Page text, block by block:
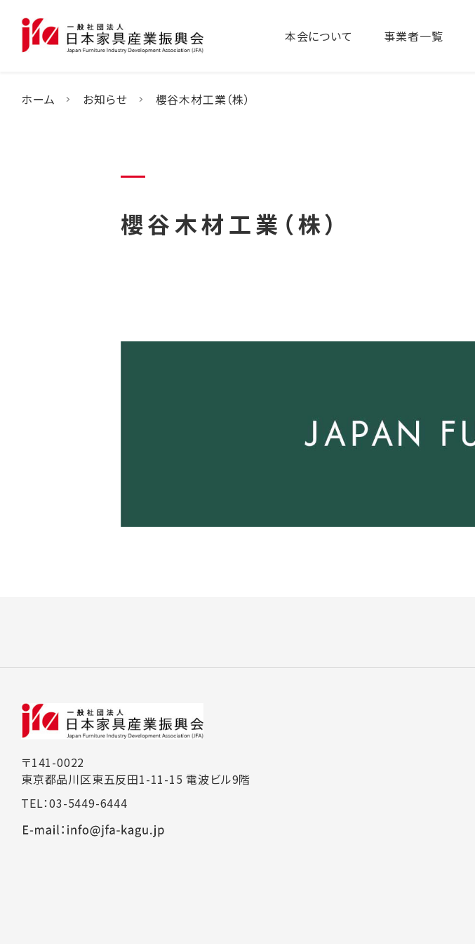
本会について 事業者一覧
ホーム お知らせ 櫻谷木材工業（株）
櫻谷木材工業（株）
〒141-0022
東京都品川区東五反田1-11-15 電波ビル9階
TEL：03-5449-6444